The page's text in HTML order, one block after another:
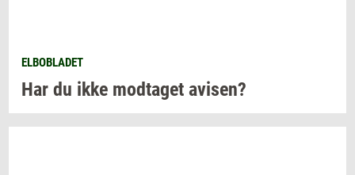
ELBOBLADET
Har du ikke mod­ta­get avi­sen?